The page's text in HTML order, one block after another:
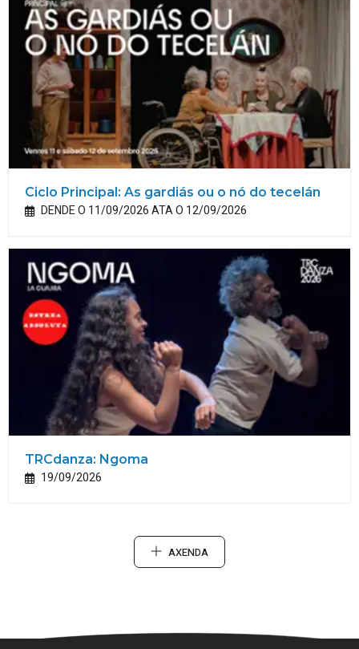
Ciclo Principal: As gardiás ou o nó do tecelán
DENDE O 11/09/2026 ATA O 12/09/2026
TRCdanza: Ngoma
19/09/2026
AXENDA